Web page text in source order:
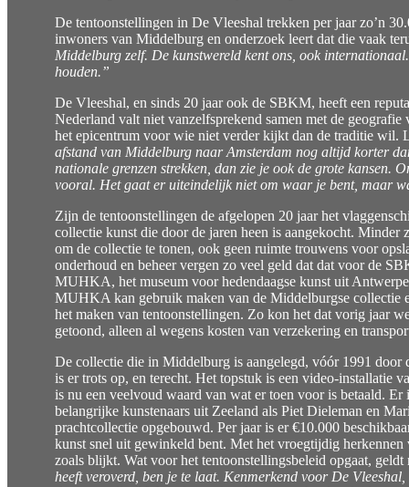
De tentoonstellingen in De Vleeshal trekken per jaar zo’n
inwoners van Middelburg en onderzoek leert dat die vaak
Middelburg zelf. De kunstwereld kent ons, ook
houden.”
De Vleeshal, en sinds 20 jaar ook de SBKM, heeft een
Nederland valt niet vanzelfsprekend samen met de
het epicentrum voor wie niet verder kijkt dan de traditie wil.
afstand van Middelburg naar Amsterdam nog altijd korter
nationale grenzen strekken, dan zie je ook de grote kansen.
vooral. Het gaat er uiteindelijk niet om waar je bent, maar
Zijn de tentoonstellingen de afgelopen 20 jaar het
collectie kunst die door de jaren heen is aangekocht.
om de collectie te tonen, ook geen ruimte trouwens voor
onderhoud en beheer vergen zo veel geld dat dat voor de
MUHKA, het museum voor hedendaagse kunst uit
MUHKA kan gebruik maken van de Middelburgse collectie
het maken van tentoonstellingen. Zo kon het dat vorig jaar
getoond, alleen al wegens kosten van verzekering en
De collectie die in Middelburg is aangelegd, vóór 1991 door
is er trots op, en terecht. Het topstuk is een video-installatie
is nu een veelvoud waard van wat er toen voor is betaald.
belangrijke kunstenaars uit Zeeland als Piet Dieleman en
prachtcollectie opgebouwd. Per jaar is er €10.000
kunst snel uit gewinkeld bent. Met het vroegtijdig
zoals blijkt. Wat voor het tentoonstellingsbeleid opgaat, geldt
heeft veroverd, ben je te laat. Kenmerkend voor De